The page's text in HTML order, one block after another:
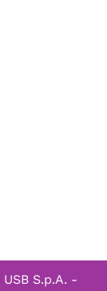
USB S.p.A. -